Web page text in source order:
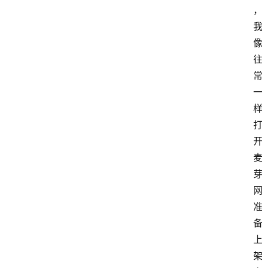
，
我
像
往
常
一
样
打
开
麦
芽
网
准
备
上
架